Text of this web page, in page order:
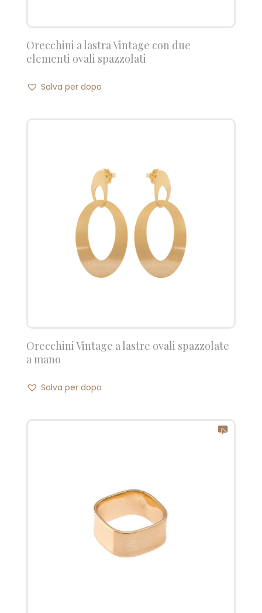
Orecchini a lastra Vintage con due
elementi ovali spazzolati
Salva per dopo
Orecchini Vintage a lastre ovali spazzolate
a mano
Salva per dopo